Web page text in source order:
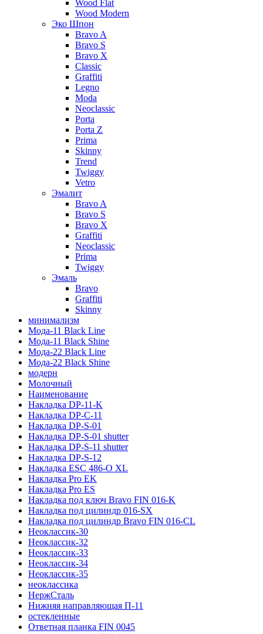
Wood Flat
Wood Modern
Эко Шпон
Bravo A
Bravo S
Bravo X
Classic
Graffiti
Legno
Moda
Neoclassic
Porta
Porta Z
Prima
Skinny
Trend
Twiggy
Vetro
Эмалит
Bravo A
Bravo S
Bravo X
Graffiti
Neoclassic
Prima
Twiggy
Эмаль
Bravo
Graffiti
Skinny
минимализм
Мода-11 Black Line
Мода-11 Black Shine
Мода-22 Black Line
Мода-22 Black Shine
модерн
Молочный
Наименование
Накладка DP-11-K
Накладка DP-C-11
Накладка DP-S-01
Накладка DP-S-01 shutter
Накладка DP-S-11 shutter
Накладка DP-S-12
Накладка ESC 486-O XL
Накладка Pro EK
Накладка Pro ES
Накладка под ключ Bravo FIN 016-K
Накладка под цилиндр 016-SX
Накладка под цилиндр Bravo FIN 016-СL
Неоклассик-30
Неоклассик-32
Неоклассик-33
Неоклассик-34
Неоклассик-35
неоклассика
НержСталь
Нижняя направляющая П-11
остекленные
Ответная планка FIN 0045